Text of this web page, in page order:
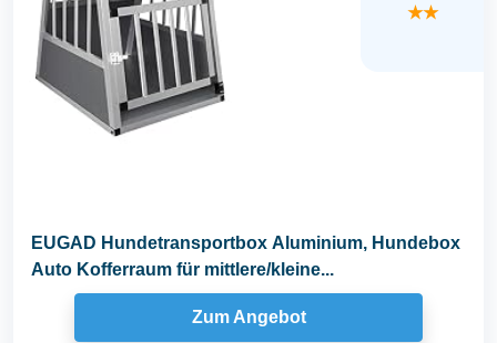
★★
EUGAD Hundetransportbox Aluminium, Hundebox
Auto Kofferraum für mittlere/kleine...
Zum Angebot